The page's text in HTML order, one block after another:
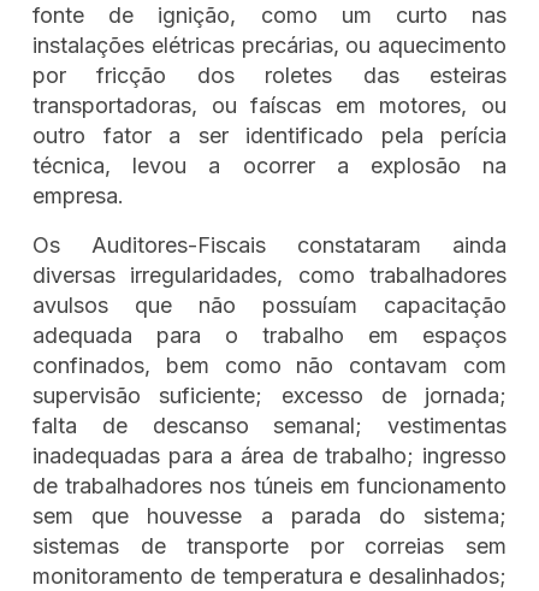
fonte de ignição, como um curto nas
instalações elétricas precárias, ou aquecimento
por fricção dos roletes das esteiras
transportadoras, ou faíscas em motores, ou
outro fator a ser identificado pela perícia
técnica, levou a ocorrer a explosão na
empresa.
Os Auditores-Fiscais constataram ainda
diversas irregularidades, como trabalhadores
avulsos que não possuíam capacitação
adequada para o trabalho em espaços
confinados, bem como não contavam com
supervisão suficiente; excesso de jornada;
falta de descanso semanal; vestimentas
inadequadas para a área de trabalho; ingresso
de trabalhadores nos túneis em funcionamento
sem que houvesse a parada do sistema;
sistemas de transporte por correias sem
monitoramento de temperatura e desalinhados;